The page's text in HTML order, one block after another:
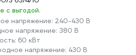
с выгодой.
напряжение: 240-430 В
напряжение: 380 В
60 кВт
напряжение: 430 В